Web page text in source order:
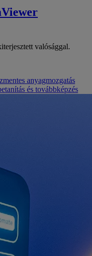
valósággal.
anyagmozgatás
és továbbképzés